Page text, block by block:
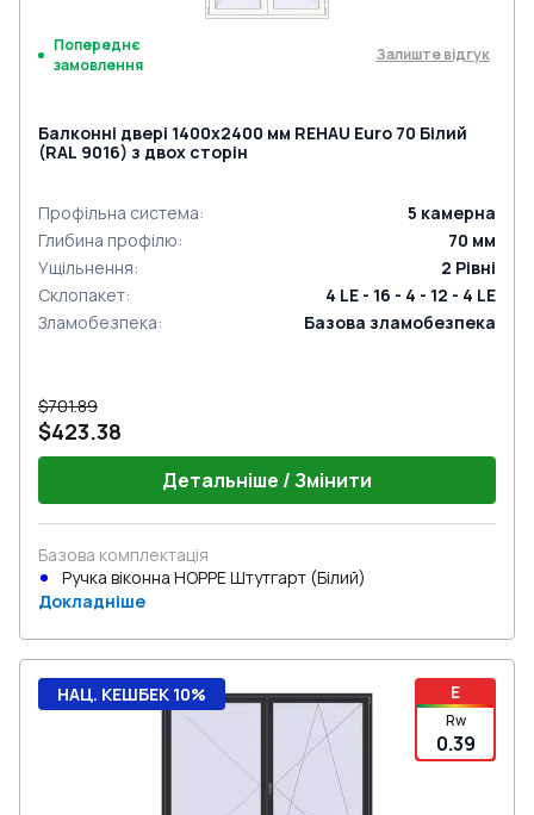
Попереднє
замовлення
Залиште відгук
Балконні двері 1400x2400 мм REHAU Euro 70 Білий
(RAL 9016) з двох сторін
Профільна система: 5 камерна
Глибина профілю: 70 мм
Ущільнення: 2 Рівні
Склопакет:
4 LE - 16 - 4 - 12 - 4 LE
Зламобезпека: Базова зламобезпека
$701.89
$423.38
Детальніше / Змінити
Базова комплектація
Ручка віконна HOPPE Штутгарт (Білий)
Докладніше
E
Rw
0.39
НАЦ. КЕШБЕК 10%